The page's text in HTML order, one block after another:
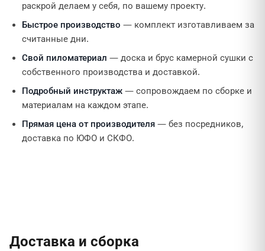
раскрой делаем у себя, по вашему проекту.
Быстрое производство — комплект изготавливаем за
считанные дни.
Свой пиломатериал — доска и брус камерной сушки с
собственного производства и доставкой.
Подробный инструктаж — сопровождаем по сборке и
материалам на каждом этапе.
Прямая цена от производителя — без посредников,
доставка по ЮФО и СКФО.
Доставка и сборка